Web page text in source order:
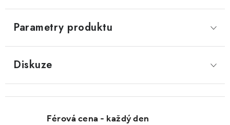
Férová cena - každý den
Parametry produktu
Diskuze